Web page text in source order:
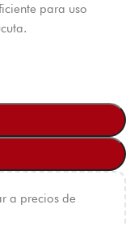
para uso
a precios de